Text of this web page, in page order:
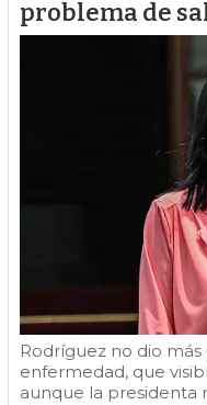
problema de
Rodríguez no dio
enfermedad, que
aunque la presidenta